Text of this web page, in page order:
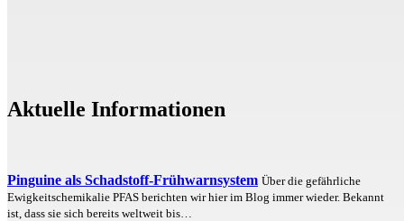
Aktuelle Informationen
Pinguine als Schadstoff-Frühwarnsystem Über die gefährliche
Ewigkeitschemikalie PFAS berichten wir hier im Blog immer wieder. Bekannt
ist, dass sie sich bereits weltweit bis…